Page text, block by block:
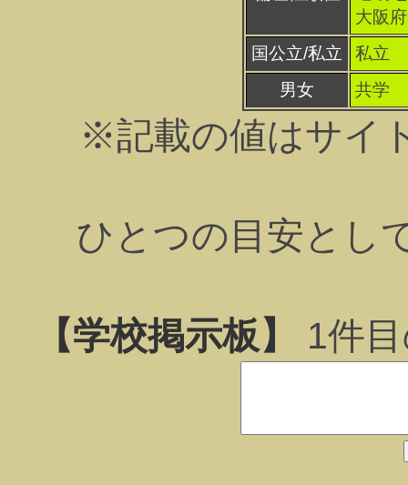
大阪
国公立/私立
私立
男女
共学
※記載の値はサイ
ひとつの目安とし
【学校掲示板】 1件